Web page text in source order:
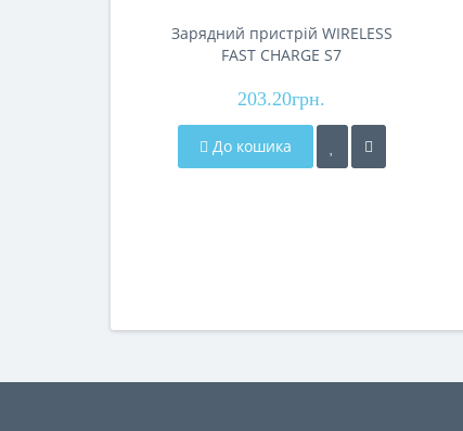
Зарядний пристрій WIRELESS
FAST CHARGE S7
203.20грн.
До кошика